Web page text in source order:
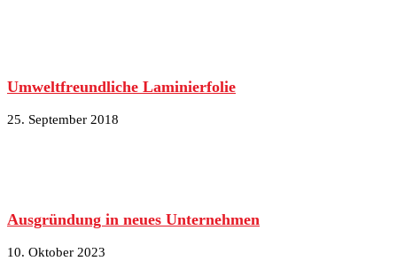
Umweltfreundliche Laminierfolie
25. September 2018
Ausgründung in neues Unternehmen
10. Oktober 2023